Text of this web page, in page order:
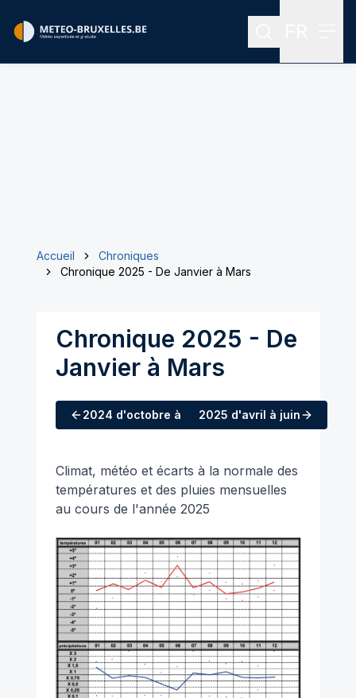
Rechercher
Accueil
Chroniques
Chronique 2025 - De Janvier à Mars
Chronique 2025 - De
Janvier à Mars
2024 d'octobre à décembre
2025 d'avril à juin
Climat, météo et écarts à la normale des
températures et des pluies mensuelles
au cours de l'année 2025